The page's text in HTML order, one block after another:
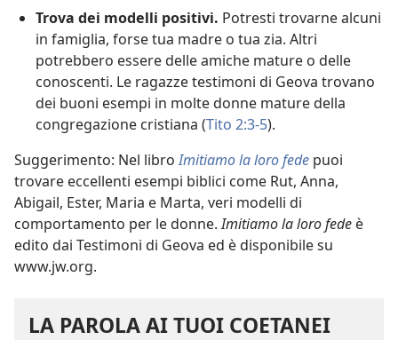
Trova dei modelli positivi. Potresti trovarne alcuni
in famiglia, forse tua madre o tua zia. Altri
potrebbero essere delle amiche mature o delle
conoscenti. Le ragazze testimoni di Geova trovano
dei buoni esempi in molte donne mature della
congregazione cristiana (Tito 2:3-5).
Suggerimento: Nel libroImitiamo la loro fede puoi
trovare eccellenti esempi biblici come Rut, Anna,
Abigail, Ester, Maria e Marta, veri modelli di
comportamento per le donne.Imitiamo la loro fede è
edito dai Testimoni di Geova ed è disponibile su
www.jw.org.
LA PAROLA AI TUOI COETANEI